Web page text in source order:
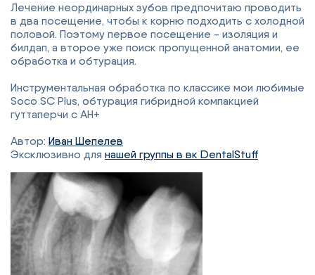
Лечение неординарных зубов предпочитаю проводить
в два посещение, чтобы к корню подходить с холодной
половой. Поэтому первое посещение - изоляция и
билдап, а второе уже поиск пропущенной анатомии, ее
обработка и обтурация.
Инструментальная обработка по классике мои любимые
Soco SC Plus, обтурация гибридной компакцией
гуттаперчи с АН+
Автор: Иван Шепелев
Эксклюзивно для нашей группы в вк DentalStuff